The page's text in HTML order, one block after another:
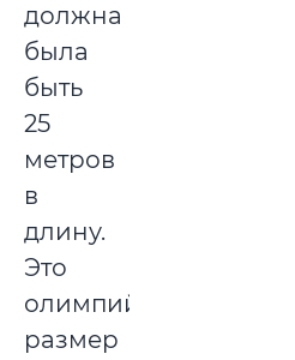
должна
была
быть
25
метров
в
длину.
Это
олимпийский
размер